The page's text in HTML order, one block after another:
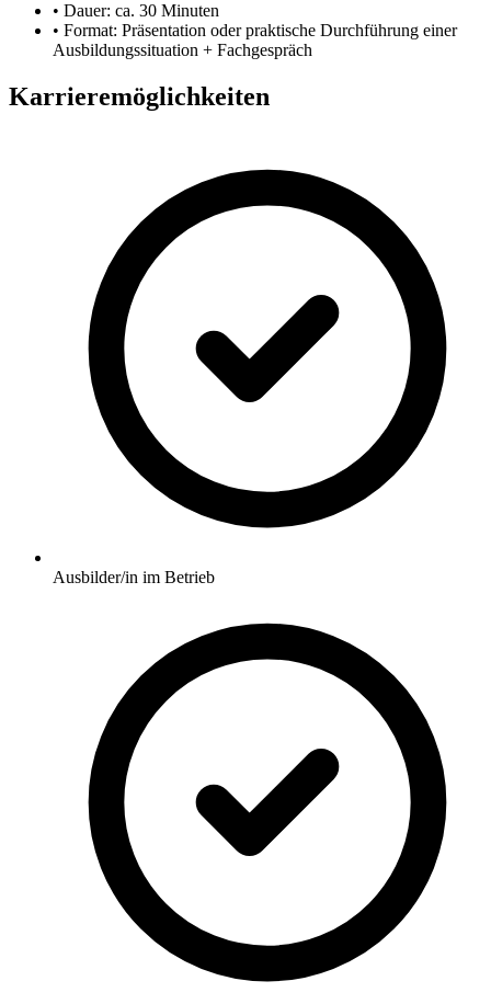
• Dauer: ca. 30 Minuten
• Format: Präsentation oder praktische Durchführung einer
Ausbildungssituation + Fachgespräch
Karrieremöglichkeiten
Ausbilder/in im Betrieb